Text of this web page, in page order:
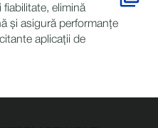
elimină
și asigură performanțe
aplicații de